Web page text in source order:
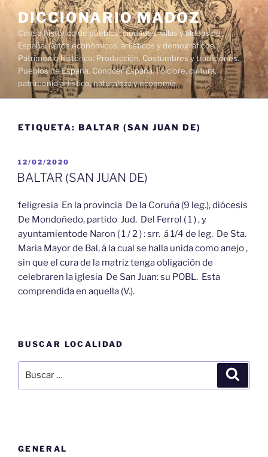
contenido
DICCIONARIO MADOZ
Censo histórico de pueblos, ciudades, villas y aldeas de
España. Datos económicos, artísticos y demográficos.
Patrimonio histórico. Producción. Costumbres y tradiciones.
Pueblos de España. Conocer España. Folclore, cultura,
patrimonio artístico, naturaleza y economía.
ETIQUETA: BALTAR (SAN JUAN DE)
PUBLICADO
EL
12/02/2020
BALTAR (SAN JUAN DE)
feligresia En la provincia De la Coruña (9 leg.), diócesis
De Mondoñedo, partido Jud. Del Ferrol ( 1 ) , y
ayuntamientode Naron ( 1 / 2 ) : srr. á 1/4 de leg. De Sta.
Maria Mayor de Bal, á la cual se halla unida como anejo ,
sin que el cura de la matriz tenga obligación de
celebraren la iglesia De San Juan: su POBL. Esta
comprendida en aquella (V.).
BUSCAR LOCALIDAD
por:
GENERAL